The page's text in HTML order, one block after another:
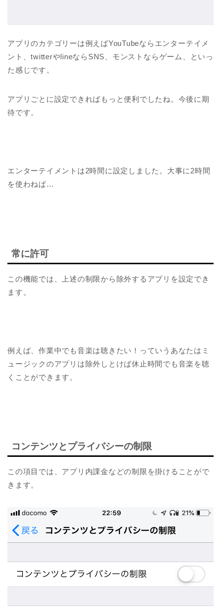
アプリのカテゴリーは例えばYouTubeならエンターテイメ
ント、twitterやlineならSNS、モンストならゲーム、といっ
た感じです。
アプリごとに設定できればもっと便利でしたね。今後に期
待です。
エンターテイメントは2時間に設定しました。大事に2時間
を使わねば…
常に許可
この機能では、上述の制限から除外するアプリを設定でき
ます。
例えば、作業中でも音楽は聴きたい！っていうあなたはミ
ュージックのアプリは除外しとけば休止時間でも音楽を聴
くことができます。
コンテンツとプライバシーの制限
この項目では、アプリ内課金などの制限を掛けることがで
きます。